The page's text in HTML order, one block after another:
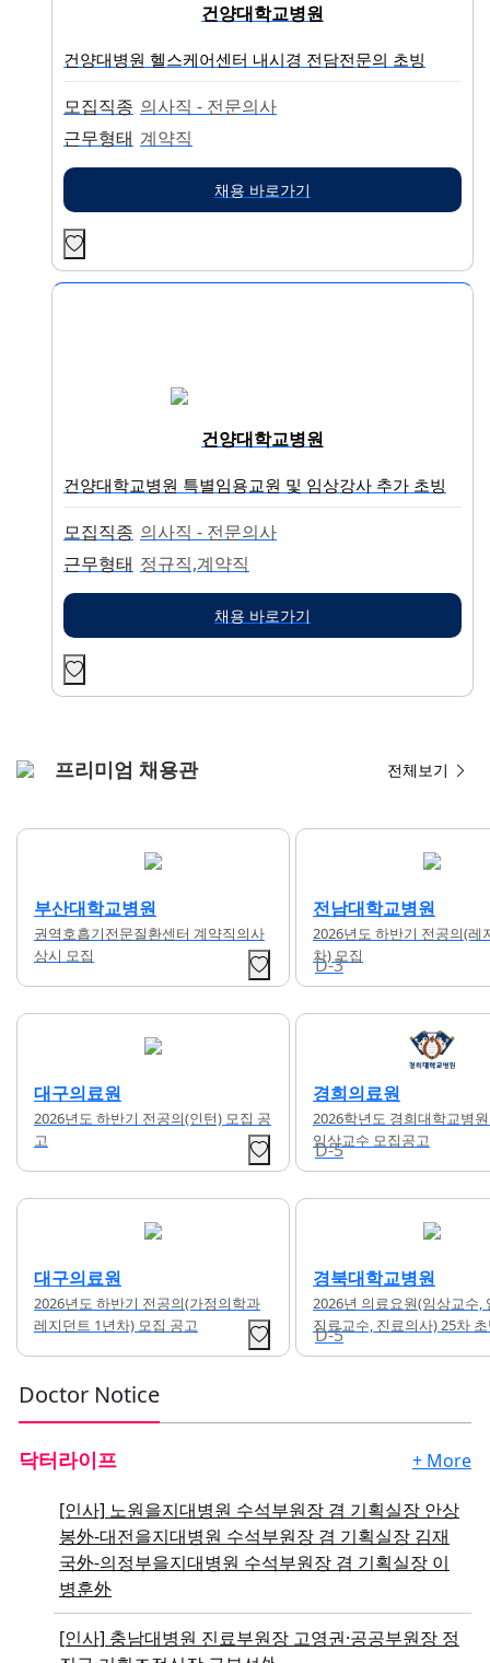
건양대학교병원
건양대병원 헬스케어센터 내시경 전담전문의 초빙
모집직종 의사직 - 전문의사
근무형태 계약직
채용 바로가기
건양대학교병원
건양대학교병원 특별임용교원 및 임상강사 추가 초빙
모집직종 의사직 - 전문의사
근무형태 정규직,계약직
채용 바로가기
프리미엄 채용관 전체보기
전남대학교병원
2026년도 하반기 전공의(레지던트 1년
차) 모집
D-3
경희의료원
2026학년도 경희대학교병원 전임의/
임상교수 모집공고
D-5
경북대학교병원
2026년 의료요원(임상교수, 임상강사,
진료교수, 진료의사) 25차 초빙 공고
D-5
경상남도 마산의료원
전문의 초빙 공고
채용시까지
건양대학교병원
중환자실 당직 전담 전문의
D-22
이대서울병원
[이화의료원] 정형외과 일반
Doctor Notice
닥터라이프 + More
[인사] 노원을지대병원 수석부원장 겸 기획실장 안상
봉外-대전을지대병원 수석부원장 겸 기획실장 김재
국外-의정부을지대병원 수석부원장 겸 기획실장 이
병훈外
[인사] 충남대병원 진료부원장 고영권·공공부원장 정